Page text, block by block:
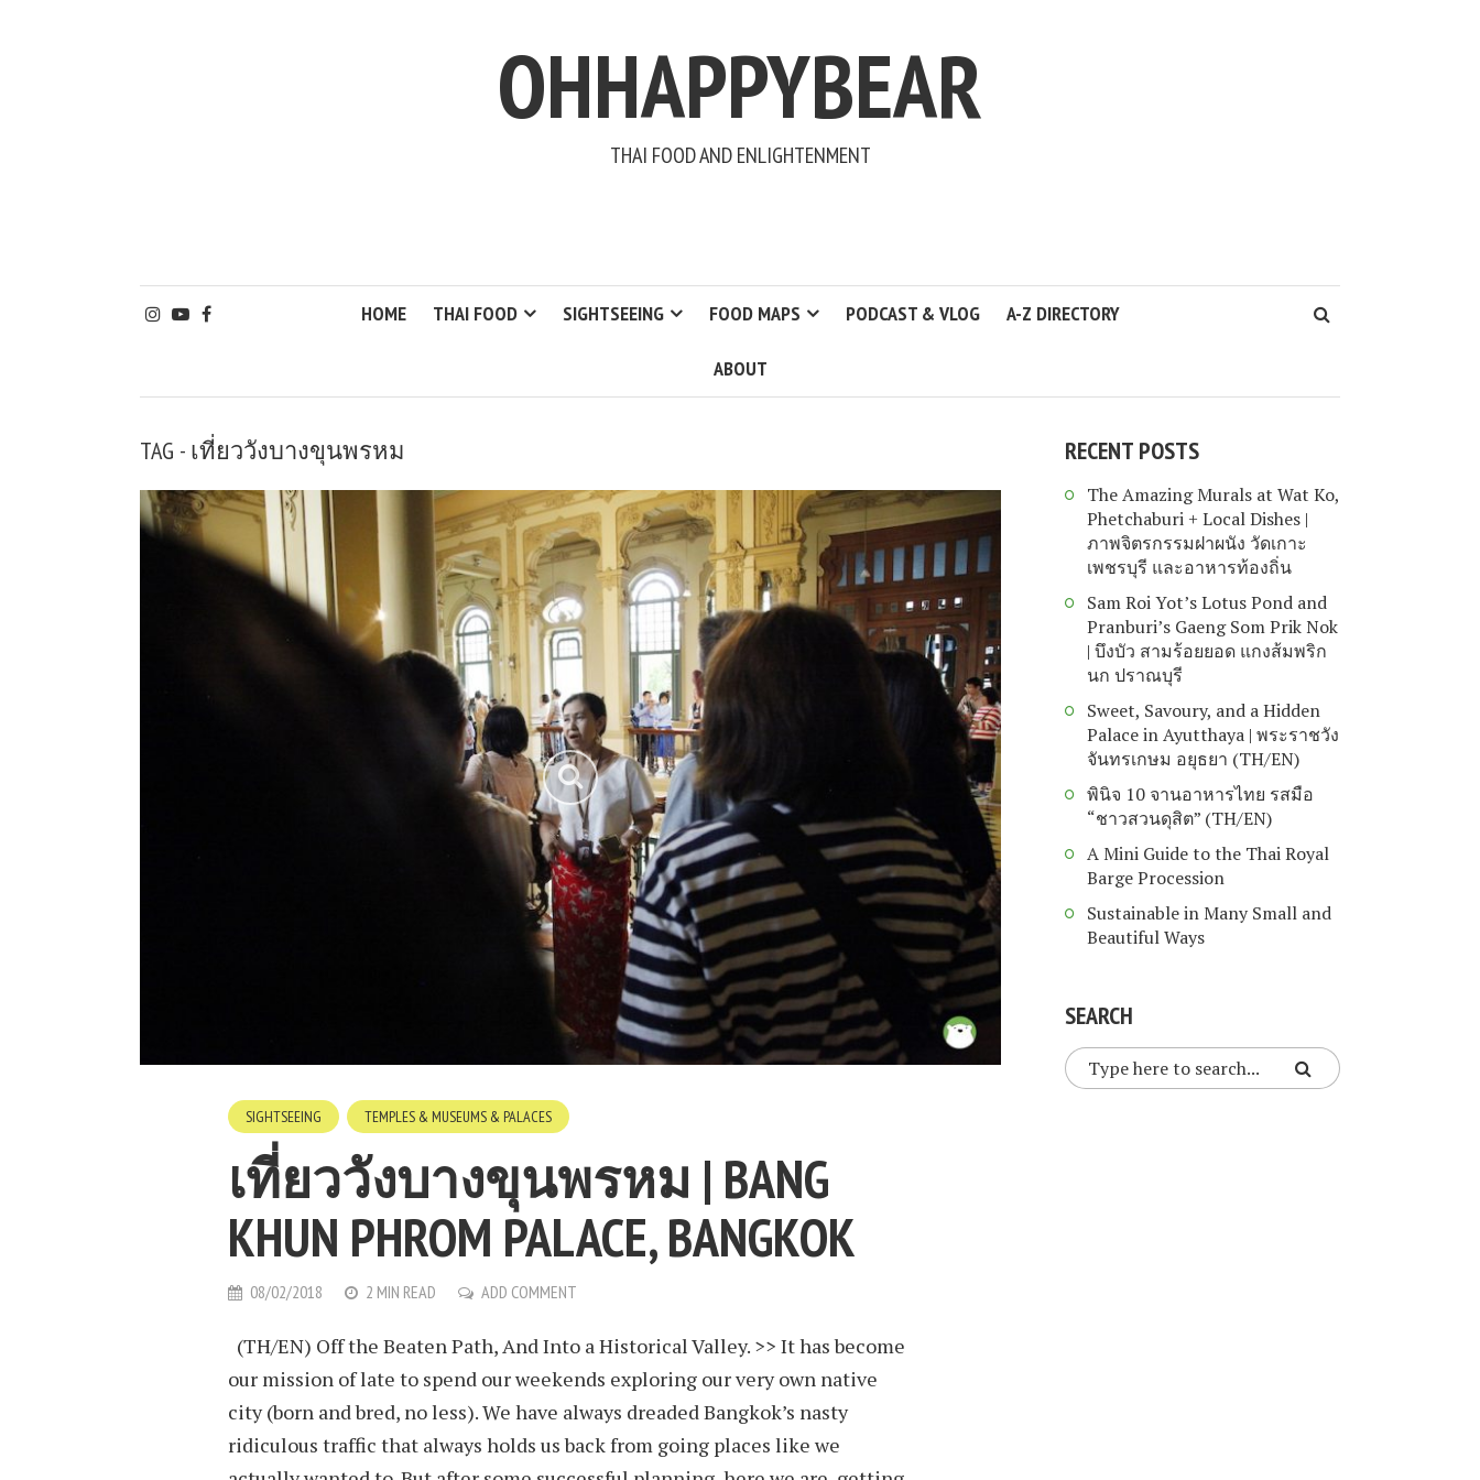
OHHAPPYBEAR
THAI FOOD AND ENLIGHTENMENT
HOME THAI FOOD SIGHTSEEING FOOD MAPS PODCAST & VLOG A-Z DIRECTORY
ABOUT
TAG - เที่ยววังบางขุนพรหม
SIGHTSEEING TEMPLES & MUSEUMS & PALACES
เที่ยววังบางขุนพรหม | BANG
KHUN PHROM PALACE, BANGKOK
08/02/2018 2 MIN READ ADD COMMENT
(TH/EN) Off the Beaten Path, And Into a Historical Valley. >> It has become
our mission of late to spend our weekends exploring our very own native
city (born and bred, no less). We have always dreaded Bangkok’s nasty
ridiculous traffic that always holds us back from going places like we
RECENT POSTS
The Amazing Murals at Wat Ko,
Phetchaburi + Local Dishes |
ภาพจิตรกรรมฝาผนัง วัดเกาะ
เพชรบุรี และอาหารท้องถิ่น
Sam Roi Yot’s Lotus Pond and
Pranburi’s Gaeng Som Prik Nok
| บึงบัว สามร้อยยอด แกงส้มพริก
นก ปราณบุรี
Sweet, Savoury, and a Hidden
Palace in Ayutthaya | พระราชวัง
จันทรเกษม อยุธยา (TH/EN)
พินิจ 10 จานอาหารไทย รสมือ
“ชาวสวนดุสิต” (TH/EN)
A Mini Guide to the Thai Royal
Barge Procession
Sustainable in Many Small and
Beautiful Ways
SEARCH